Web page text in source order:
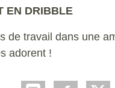
EN DRIBBLE
de travail dans une
adorent !